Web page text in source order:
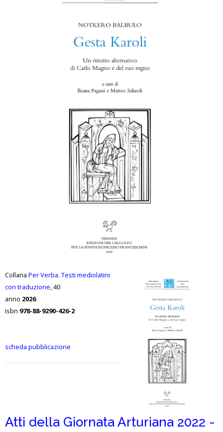
Collana Per Verba. Testi mediolatini
con traduzione, 40
anno 2026
isbn 978-88-9290-426-2
scheda pubblicazione
Atti della Giornata Arturiana 2022 -